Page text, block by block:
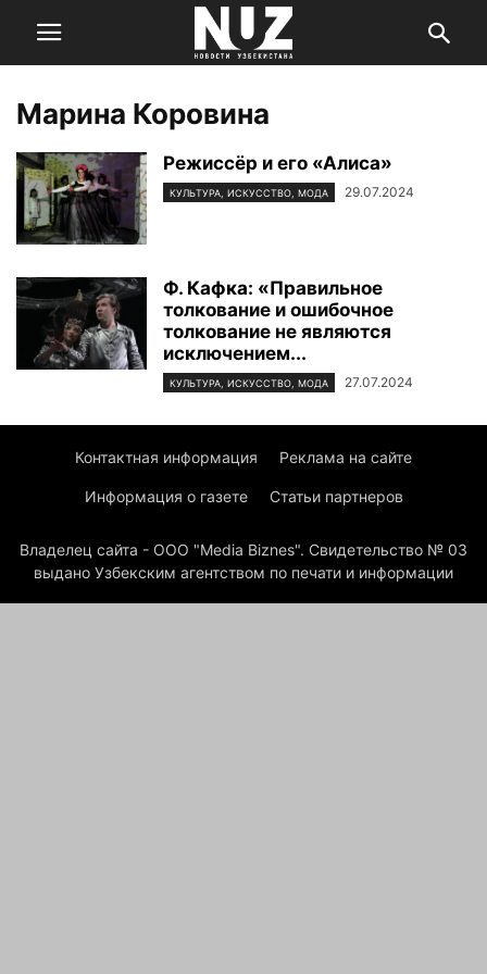
Марина Коровина
Режиссёр и его «Алиса»
КУЛЬТУРА, ИСКУССТВО, МОДА 29.07.2024
Ф. Кафка: «Правильное
толкование и ошибочное
толкование не являются
исключением...
КУЛЬТУРА, ИСКУССТВО, МОДА 27.07.2024
Контактная информация Реклама на сайте
Информация о газете Статьи партнеров
Владелец сайта - ООО "Media Biznes". Свидетельство № 03
выдано Узбекским агентством по печати и информации